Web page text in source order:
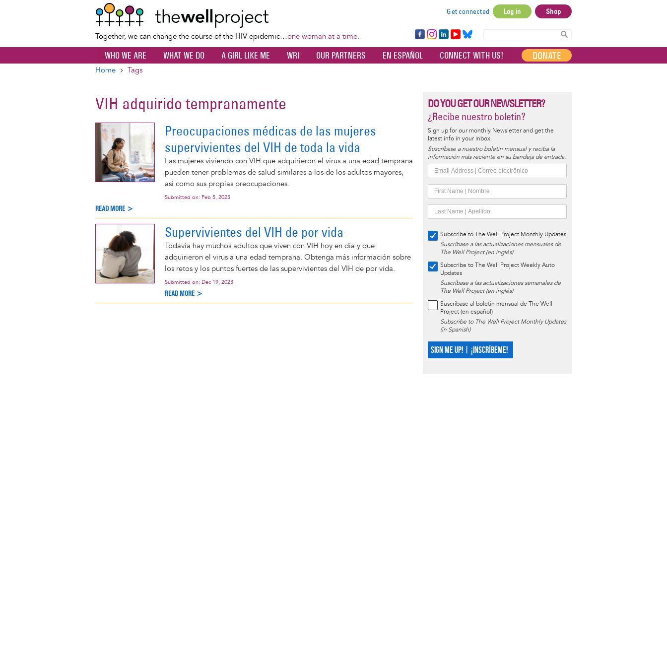
content
Together, we can change the course of the HIV epidemic…one woman at a time.
account
menu
Get connected Log in Shop
Fa
ce
bo
Ins
ta
Lin
ke
dI
Yo
uT
ub
Bl
ue
sky
WHO WE ARE WHAT WE DO A GIRL LIKE ME WRI OUR PARTNERS EN ESPAÑOL CONNECT WITH US! DONATE
Home Tags
VIH adquirido tempranamente
Preocupaciones médicas de las mujeres
supervivientes del VIH de toda la vida
Las mujeres viviendo con VIH que adquirieron el virus a una edad temprana
pueden tener problemas de salud similares a los de los adultos mayores,
así como sus propias preocupaciones.
Submitted on: Feb 5, 2025
READ MORE >
Supervivientes del VIH de por vida
Todavía hay muchos adultos que viven con VIH hoy en día y que
adquirieron el virus a una edad temprana. Obtenga más información sobre
los retos y los puntos fuertes de las supervivientes del VIH de por vida.
Submitted on: Dec 19, 2023
READ MORE >
DO YOU GET OUR NEWSLETTER?
¿Recibe nuestro boletín?
Sign up for our monthly Newsletter and get the
latest info in your inbox.
Suscríbase a nuestro boletín mensual y reciba la
información más reciente en su bandeja de entrada.
Subscribe to The Well Project Monthly Updates
Suscríbase a las actualizaciones mensuales de
The Well Project (en inglés)
Subscribe to The Well Project Weekly Auto
Updates
Suscríbase a las actualizaciones semanales de
The Well Project (en inglés)
Suscríbase al boletín mensual de The Well
Project (en español)
Subscribe to The Well Project Monthly Updates
(in Spanish)
SIGN ME UP! | ¡INSCRÍBEME!